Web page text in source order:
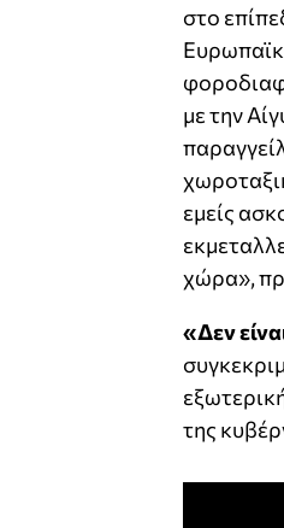
στο
με την
εμείς
χώρα»,
«Δεν
της